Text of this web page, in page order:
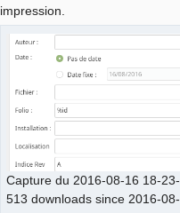
impression.
Capture du 2016-08-16 18-
513 downloads since 2016-